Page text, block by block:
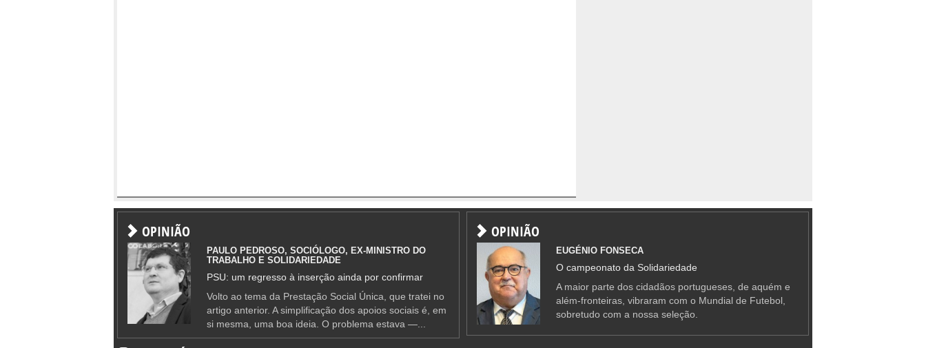
OPINIÃO
PAULO PEDROSO, SOCIÓLOGO, EX-MINISTRO DO
TRABALHO E SOLIDARIEDADE
PSU: um regresso à inserção ainda por confirmar
Volto ao tema da Prestação Social Única, que tratei no
artigo anterior. A simplificação dos apoios sociais é, em
si mesma, uma boa ideia. O problema estava —...
OPINIÃO
EUGÉNIO FONSECA
O campeonato da Solidariedade
A maior parte dos cidadãos portugueses, de aquém e
além-fronteiras, vibraram com o Mundial de Futebol,
sobretudo com a nossa seleção.